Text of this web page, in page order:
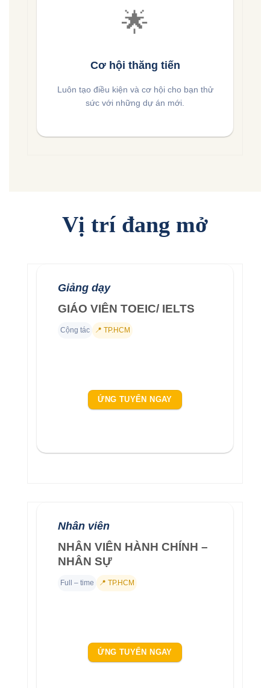
🌟
Cơ hội thăng tiến
Luôn tạo điều kiện và cơ hội cho bạn thử
sức với những dự án mới.
Vị trí đang mở
Giảng dạy
GIÁO VIÊN TOEIC/ IELTS
Cộng tác 📍 TP.HCM
ỨNG TUYỂN NGAY
Nhân viên
NHÂN VIÊN HÀNH CHÍNH –
NHÂN SỰ
Full – time 📍 TP.HCM
ỨNG TUYỂN NGAY